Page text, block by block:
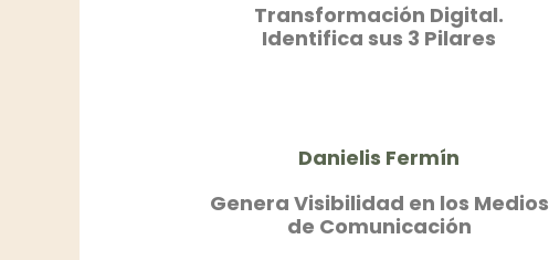
Transformación Digital.
Identifica sus 3 Pilares
Danielis Fermín
Genera Visibilidad en los Medios
de Comunicación